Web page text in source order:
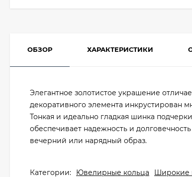
ОБЗОР ХАРАКТЕРИСТИКИ
Элегантное золотистое украшение
декоративного элемента инкрустирован
Тонкая и идеально гладкая шинка
обеспечивает надежность и
вечерний или нарядный образ.
Категории: Ювелирные кольца Широкие